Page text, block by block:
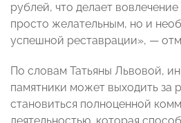
рублей, что делает
просто желательным, но и
успешной реставрации», —
По словам Татьяны Львовой,
памятники может выходить за
становиться полноценной